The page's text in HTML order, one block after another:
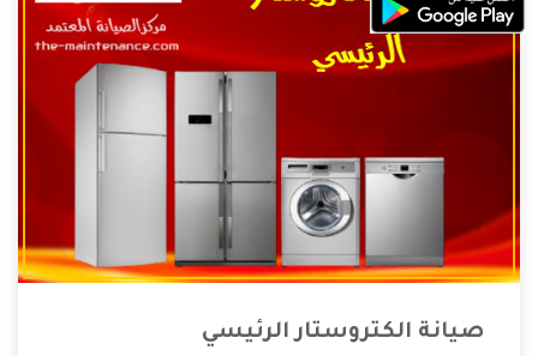
صيانة الكتروستار الرئيسي